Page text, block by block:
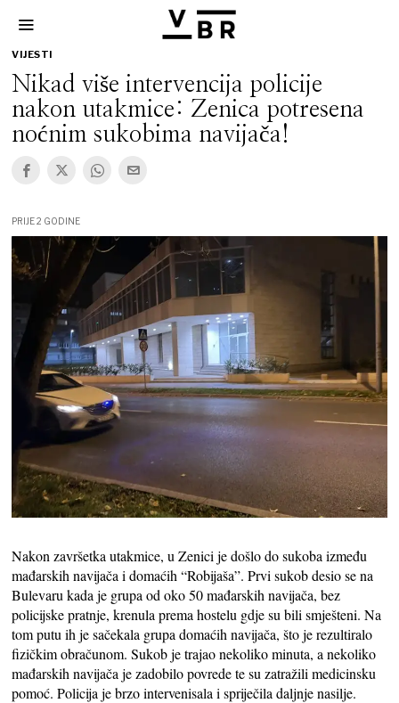
VIJESTI
Nikad više intervencija policije
nakon utakmice: Zenica potresena
noćnim sukobima navijača!
PRIJE 2 GODINE
Nakon završetka utakmice, u Zenici je došlo do sukoba između
mađarskih navijača i domaćih “Robijaša”. Prvi sukob desio se na
Bulevaru kada je grupa od oko 50 mađarskih navijača, bez
policijske pratnje, krenula prema hostelu gdje su bili smješteni. Na
tom putu ih je sačekala grupa domaćih navijača, što je rezultiralo
fizičkim obračunom. Sukob je trajao nekoliko minuta, a nekoliko
mađarskih navijača je zadobilo povrede te su zatražili medicinsku
pomoć. Policija je brzo intervenisala i spriječila daljnje nasilje.